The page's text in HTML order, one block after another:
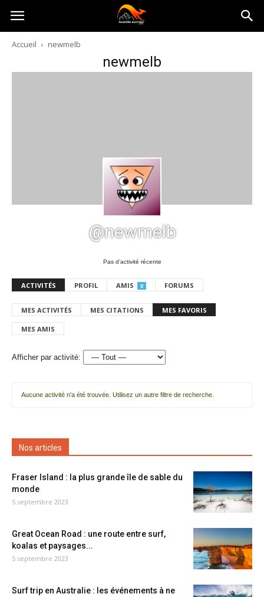
Australia-
australie.com
Accueil newmelb
newmelb
@newmelb
Pas d’activité récente
ACTIVITÉS PROFIL AMIS 0 FORUMS
MES ACTIVITÉS MES CITATIONS MES FAVORIS
MES AMIS
Afficher par activité:
Aucune activité n'a été trouvée. Utilisez un autre filtre de recherche.
Nos articles
Fraser Island : la plus grande île de sable du
monde
5 septembre 2023
Great Ocean Road : une route entre surf,
koalas et paysages...
5 septembre 2023
Surf trip en Australie : les événements à ne